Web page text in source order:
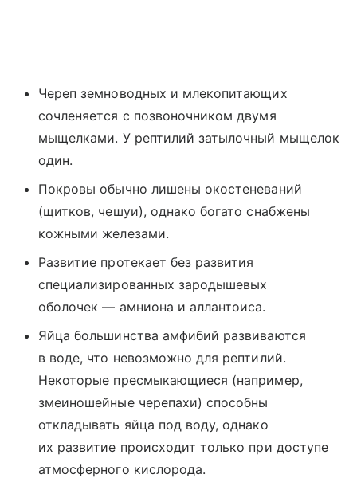
Череп земноводных и млекопитающих
сочленяется с позвоночником двумя
мыщелками. У рептилий затылочный мыщелок
один.
Покровы обычно лишены окостеневаний
(щитков, чешуи), однако богато снабжены
кожными железами.
Развитие протекает без развития
специализированных зародышевых
оболочек — амниона и аллантоиса.
Яйца большинства амфибий развиваются
в воде, что невозможно для рептилий.
Некоторые пресмыкающиеся (например,
змеиношейные черепахи) способны
откладывать яйца под воду, однако
их развитие происходит только при доступе
атмосферного кислорода.